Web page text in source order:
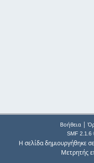
Βοήθεια|
SMF 2.1.6
Η σελίδα δημιουργήθηκε
Μετρητής